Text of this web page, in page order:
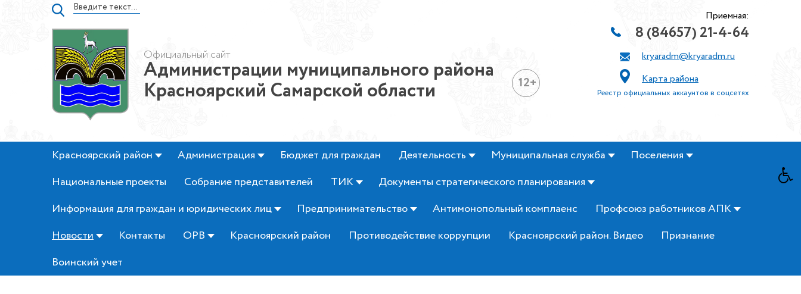
Официальный сайт
Администрации муниципального района
Красноярский Самарской области 12+
Приемная:
8 (84657) 21-4-64
kryaradm@kryaradm.ru
Карта района
Реестр официальных аккаунтов в соцсетях
Красноярский район Администрация Бюджет для граждан Деятельность Муниципальная служба
Поселения
Национальные проекты
Собрание представителей ТИК
Документы стратегического планирования
Информация для граждан и юридических лиц
Предпринимательство Антимонопольный комплаенс
Профсоюз работников АПК
Новости
Контакты ОРВ Красноярский район Противодействие коррупции Красноярский район. Видео
Признание
Воинский учет